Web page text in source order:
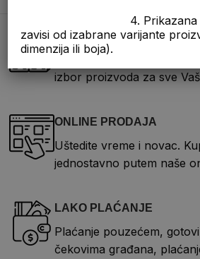
ŠIROK ASORTIMAN
Na jednom mestu možete
izbor proizvoda za sve
ONLINE PRODAJA
Uštedite vreme i novac.
jednostavno putem naše
LAKO PLAĆANJE
Plaćanje pouzećem,
čekovima građana,
4. Prikazana cena
zavisi od izabrane varijante
dimenzija ili boja).